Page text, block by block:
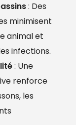
: Des
minimisent
animal et
infections.
: Une
renforce
les